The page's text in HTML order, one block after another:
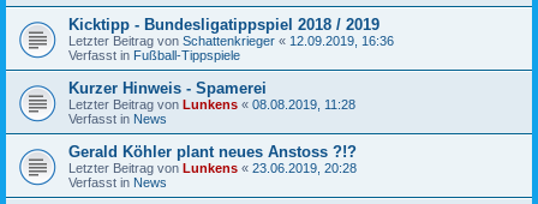
Kicktipp - Bundesligatippspiel 2018 / 2019
Letzter Beitrag von Schattenkrieger « 12.09.2019, 16:36
Verfasst in Fußball-Tippspiele
Kurzer Hinweis - Spamerei
Letzter Beitrag von Lunkens « 08.08.2019, 11:28
Verfasst in News
Gerald Köhler plant neues Anstoss ?!?
Letzter Beitrag von Lunkens « 23.06.2019, 20:28
Verfasst in News